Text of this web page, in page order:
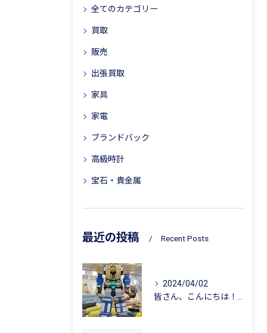
全てのカテゴリー
買取
販売
出張買取
家具
家電
ブランドバック
高級時計
宝石・貴金属
最近の投稿 Recent Posts
2024/04/02